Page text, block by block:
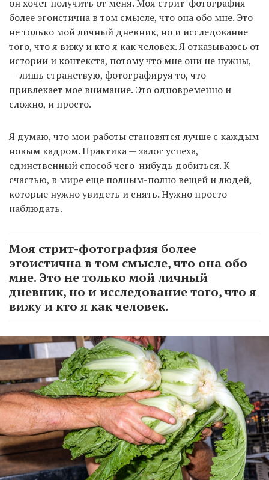
он хочет получить от меня. Моя стрит-фотография
более эгоистична в том смысле, что она обо мне. Это
не только мой личный дневник, но и исследование
того, что я вижу и кто я как человек. Я отказываюсь от
истории и контекста, потому что мне они не нужны,
— лишь странствую, фотографируя то, что
привлекает мое внимание. Это одновременно и
сложно, и просто.
Я думаю, что мои работы становятся лучше с каждым
новым кадром. Практика — залог успеха,
единственный способ чего-нибудь добиться. К
счастью, в мире еще полным-полно вещей и людей,
которые нужно увидеть и снять. Нужно просто
наблюдать.
Моя стрит-фотография более
эгоистична в том смысле, что она обо
мне. Это не только мой личный
дневник, но и исследование того, что я
вижу и кто я как человек.